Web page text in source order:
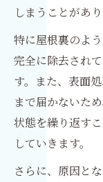
しまうことがあり
特に屋根裏のよ
完全に除去され
す。また、表面
まで届かないた
状態を繰り返す
していきます。
さらに、原因と